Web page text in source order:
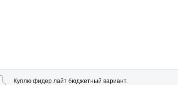
Куплю фидер лайт бюджетный вариант.